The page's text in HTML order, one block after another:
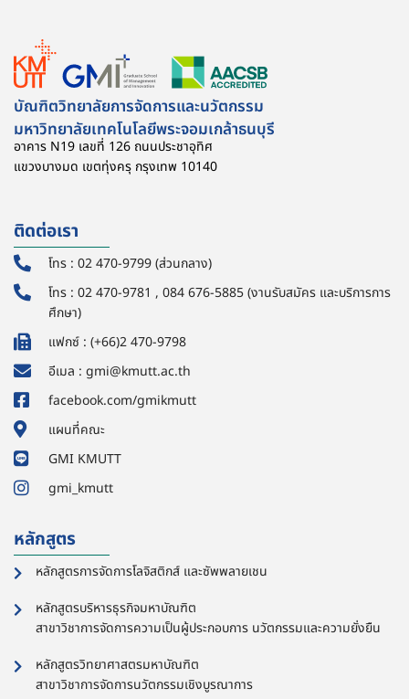
บัณฑิตวิทยาลัยการจัดการและนวัตกรรม
มหาวิทยาลัยเทคโนโลยีพระจอมเกล้าธนบุรี
อาคาร N19 เลขที่ 126 ถนนประชาอุทิศ
แขวงบางมด เขตทุ่งครุ กรุงเทพ 10140
ติดต่อเรา
โทร : 02 470-9799 (ส่วนกลาง)
โทร : 02 470-9781 , 084 676-5885 (งานรับสมัคร และบริการการ
ศึกษา)
แฟกซ์ : (+66)2 470-9798
อีเมล : gmi@kmutt.ac.th
facebook.com/gmikmutt
แผนที่คณะ
GMI KMUTT
gmi_kmutt
หลักสูตร
หลักสูตรการจัดการโลจิสติกส์ และซัพพลายเชน
หลักสูตรบริหารธุรกิจมหาบัณฑิต
สาขาวิชาการจัดการความเป็นผู้ประกอบการ นวัตกรรมและความยั่งยืน
หลักสูตรวิทยาศาสตรมหาบัณฑิต
สาขาวิชาการจัดการนวัตกรรมเชิงบูรณาการ